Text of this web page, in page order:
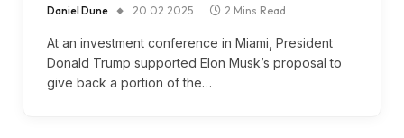
Daniel Dune 20.02.2025 2 Mins Read
At an investment conference in Miami, President
Donald Trump supported Elon Musk’s proposal to
give back a portion of the…